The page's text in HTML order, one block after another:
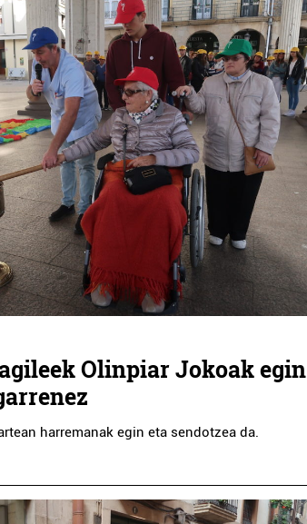
Olinpiar Jokoak egin
harremanak egin eta sendotzea da.